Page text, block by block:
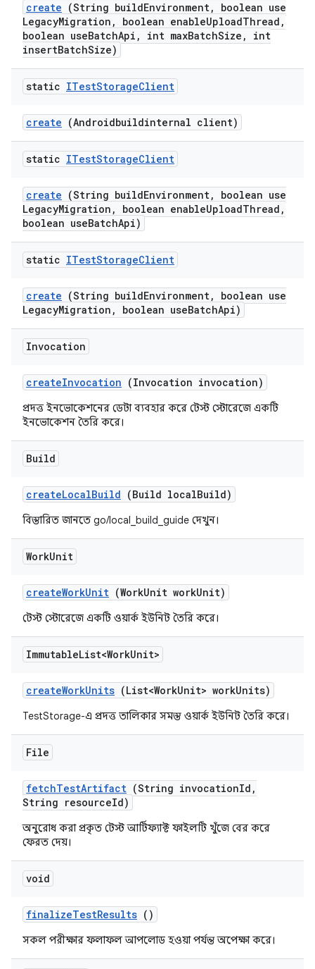
create (String buildEnvironment,
boolean use
LegacyMigration , boolean enableUploadThread ,
boolean useBatchApi , int maxBatchSize ,
int
insertBatchSize)
static ITestStorageClient
create (Androidbuildinternal client)
static ITestStorageClient
create (String buildEnvironment,
boolean use
LegacyMigration , boolean enableUploadThread ,
boolean useBatchApi)
static ITestStorageClient
create (String buildEnvironment,
boolean use
LegacyMigration , boolean useBatchApi)
Invocation
createInvocation (Invocation invocation)
প্রদত্ত ইনভোকেশনের ডেটা ব্যবহার করে টেস্ট স্টোরেজে একটি
ইনভোকেশন তৈরি করে।
Build
createLocalBuild (Build localBuild)
বিস্তারিত জানতে go/local_build_guide দেখুন।
WorkUnit
createWorkUnit (WorkUnit workUnit)
টেস্ট স্টোরেজে একটি ওয়ার্ক ইউনিট তৈরি করে।
ImmutableList<WorkUnit>
createWorkUnits (List<WorkUnit> workUnits)
TestStorage-এ প্রদত্ত তালিকার সমস্ত ওয়ার্ক ইউনিট তৈরি করে।
File
fetchTestArtifact (String invocationId ,
String resourceId)
অনুরোধ করা প্রকৃত টেস্ট আর্টিফ্যাক্ট ফাইলটি খুঁজে বের করে
ফেরত দেয়।
void
finalizeTestResults ()
সকল পরীক্ষার ফলাফল আপলোড হওয়া পর্যন্ত অপেক্ষা করে।